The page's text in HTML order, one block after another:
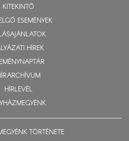
KITEKINTŐ
ESEMÉNYEK
HÍREK
HÍRLEVÉL
TÖRTÉNETE